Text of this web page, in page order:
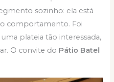
sozinho: ela está
comportamento. Foi
plateia tão interessada,
O convite do Pátio Batel